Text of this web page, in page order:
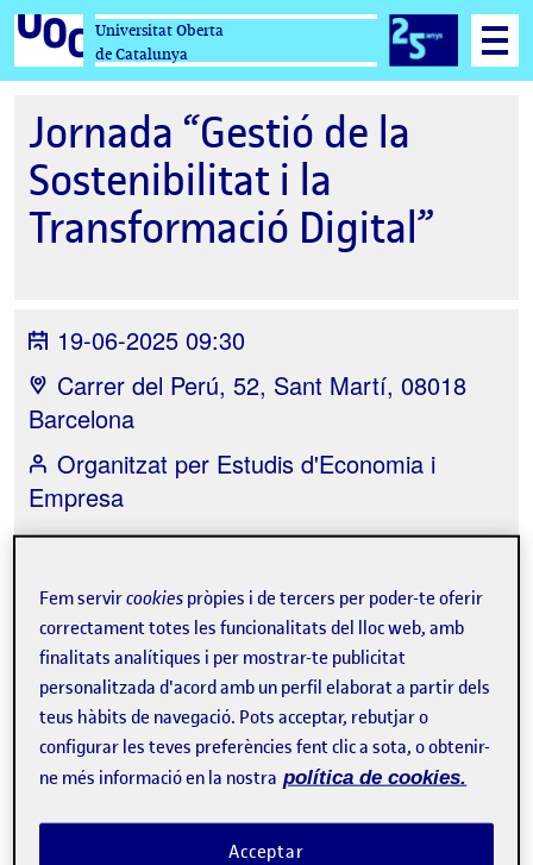
Universitat Oberta
de Catalunya
Jornada “Gestió de la
Sostenibilitat i la
Transformació Digital”
19-06-2025 09:30
Carrer del Perú, 52, Sant Martí, 08018
Barcelona
Organitzat per Estudis d'Economia i
Empresa
Tweet
La inscripció ha finalitzat.
Inscriure-s'hi
Fem servircookies pròpies i de tercers per poder-te oferir
correctament totes les funcionalitats del lloc web, amb
finalitats analítiques i per mostrar-te publicitat
personalitzada d'acord amb un perfil elaborat a partir dels
teus hàbits de navegació. Pots acceptar, rebutjar o
configurar les teves preferències fent clic a sota, o obtenir-
ne més informació en la nostra política de cookies.
Acceptar